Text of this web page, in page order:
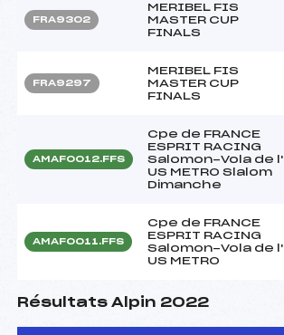
FRA9302
MERIBEL FIS
MASTER CUP
FINALS
FRA9297
MERIBEL FIS
MASTER CUP
FINALS
AMAF0012.FFS
Cpe de FRANCE
ESPRIT RACING
Salomon-Vola de l'
US METRO Slalom
Dimanche
AMAF0011.FFS
Cpe de FRANCE
ESPRIT RACING
Salomon-Vola de l'
US METRO
Résultats Alpin 2022